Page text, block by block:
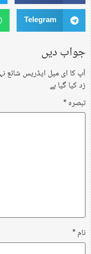
Telegram
جواب دیں
آپ کا ای میل ایڈریس شائع
زد کیا گیا ہے
تبصرہ*
نام*